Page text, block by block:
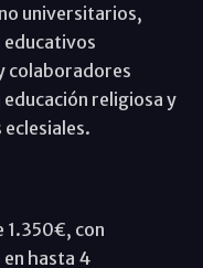
universitarios,
colaboradores
religiosa y
1.350€, con
hasta 4